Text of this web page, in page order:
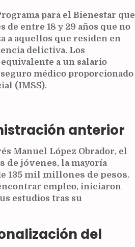
para el Bienestar que
entre 18 y 29 años que no
a aquellos que residen en
delictiva. Los
a un salario
médico proporcionado
(IMSS).
anterior
Manuel López Obrador, el
de jóvenes, la mayoría
135 mil millones de pesos.
empleo, iniciaron
estudios tras su
del